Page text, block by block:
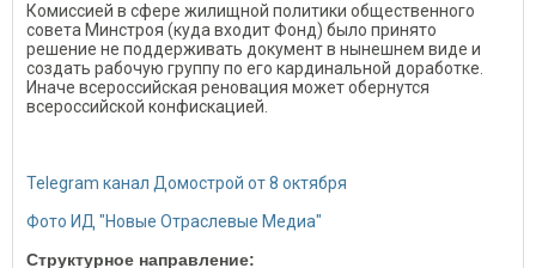
Комиссией в сфере жилищной политики общественного
совета Минстроя (куда входит Фонд) было принято
решение не поддерживать документ в нынешнем виде и
создать рабочую группу по его кардинальной доработке.
Иначе всероссийская реновация может обернутся
всероссийской конфискацией.
Telegram канал Домострой от 8 октября
Фото ИД "Новые Отраслевые Медиа"
Структурное направление: